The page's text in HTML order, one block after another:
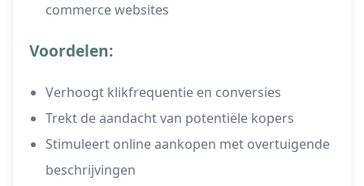
commerce websites
Voordelen:
Verhoogt klikfrequentie en conversies
Trekt de aandacht van potentiële kopers
Stimuleert online aankopen met overtuigende
beschrijvingen